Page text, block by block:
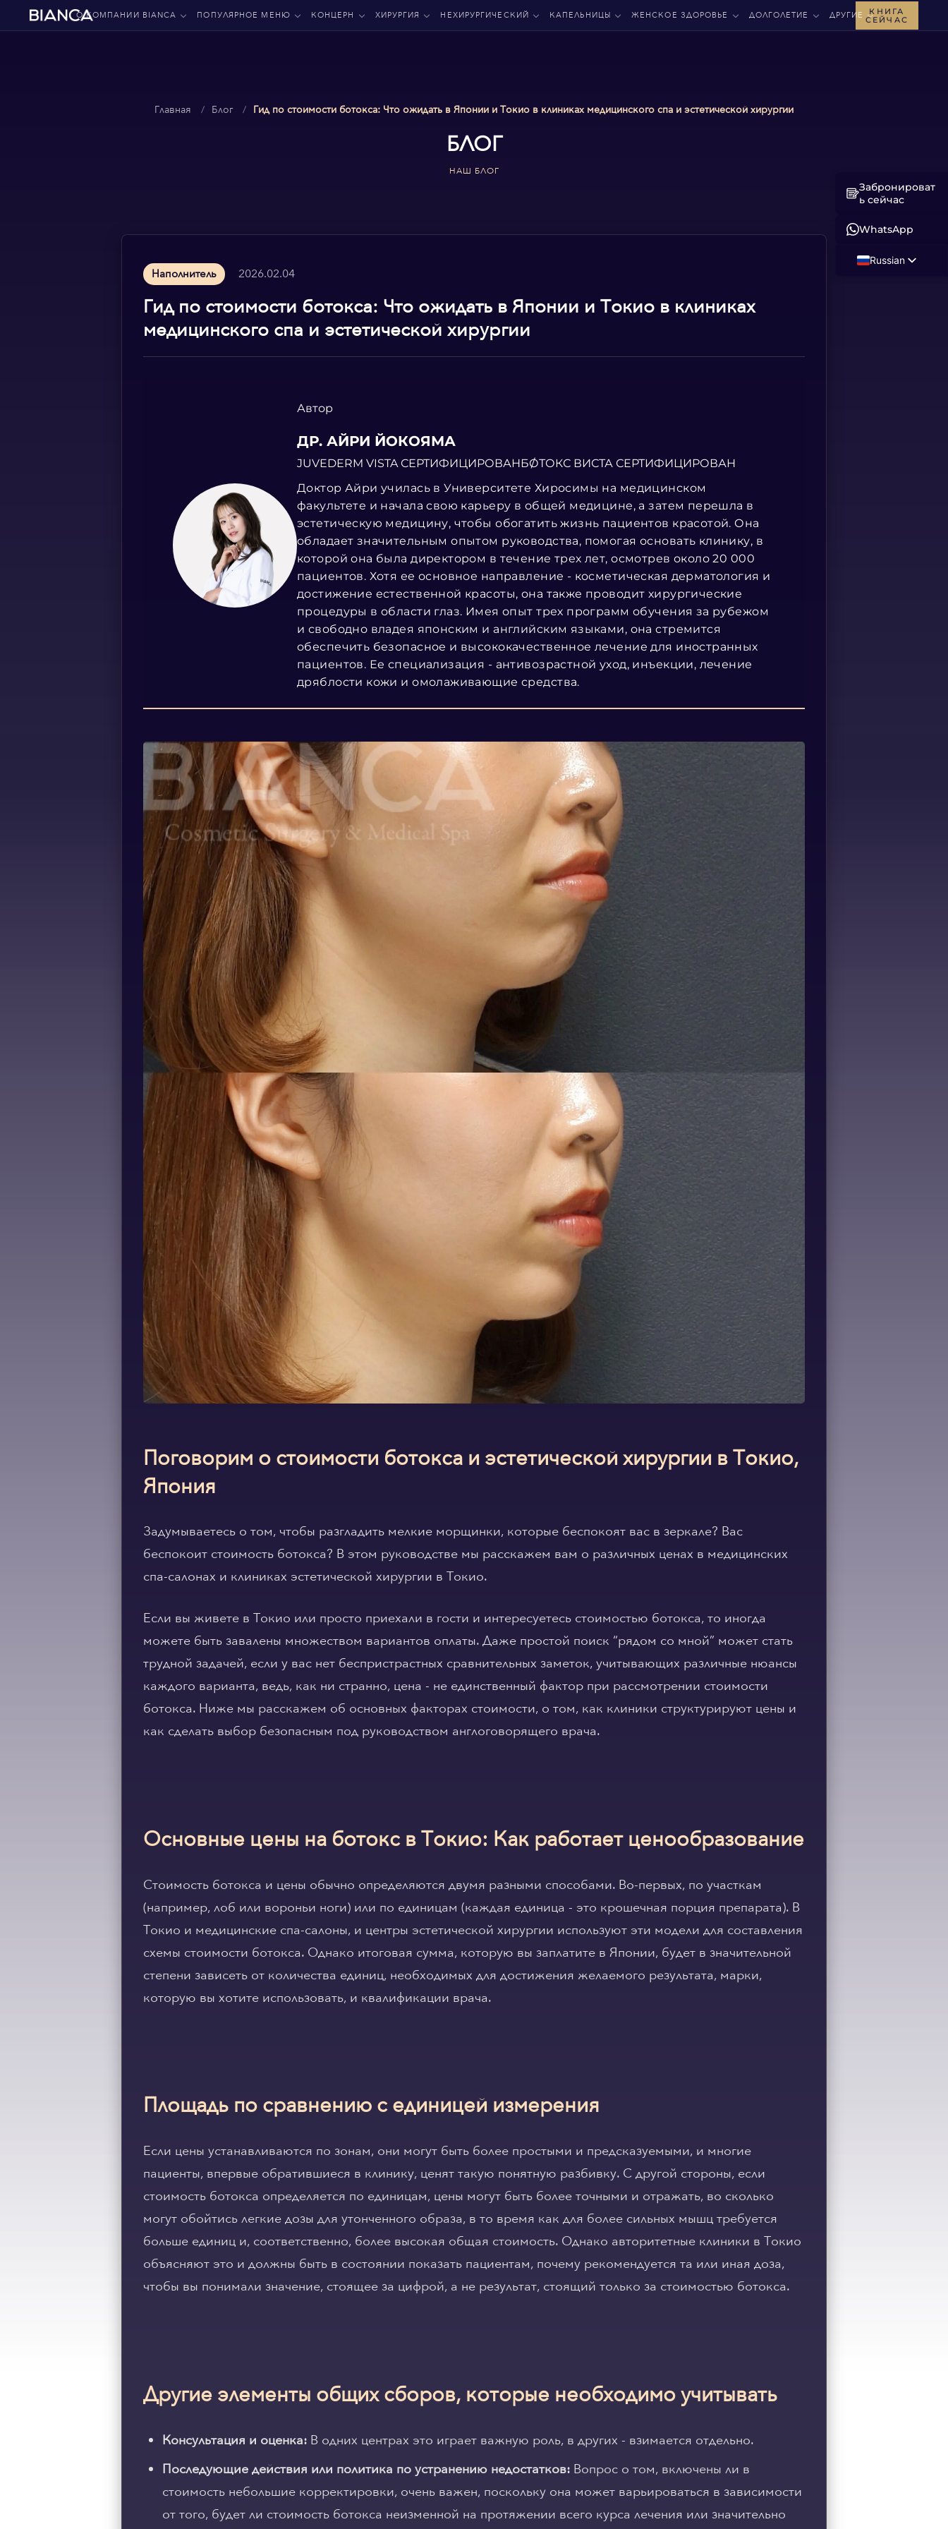
О КОМПАНИИ BIANCA ПОПУЛЯРНОЕ МЕНЮ КОНЦЕРН ХИРУРГИЯ НЕХИРУРГИЧЕСКИЙ КАПЕЛЬНИЦЫ ЖЕНСКОЕ ЗДОРОВЬЕ ДОЛГОЛЕТИЕ ДРУГИЕ
КНИГА
СЕЙЧАС
Главная Блог Гид по стоимости ботокса: Что ожидать в Японии и Токио в клиниках медицинского спа и эстетической хирургии
БЛОГ
НАШ БЛОГ
Наполнитель 2026.02.04
Гид по стоимости ботокса: Что ожидать в Японии и Токио в клиниках
медицинского спа и эстетической хирургии
Автор
ДР. АЙРИ ЙОКОЯМА
JUVEDERM VISTA СЕРТИФИЦИРОВАНБОТОКС ВИСТА СЕРТИФИЦИРОВАН
Доктор Айри училась в Университете Хиросимы на медицинском
факультете и начала свою карьеру в общей медицине, а затем перешла в
эстетическую медицину, чтобы обогатить жизнь пациентов красотой. Она
обладает значительным опытом руководства, помогая основать клинику, в
которой она была директором в течение трех лет, осмотрев около 20 000
пациентов. Хотя ее основное направление - косметическая дерматология и
достижение естественной красоты, она также проводит хирургические
процедуры в области глаз. Имея опыт трех программ обучения за рубежом
и свободно владея японским и английским языками, она стремится
обеспечить безопасное и высококачественное лечение для иностранных
пациентов. Ее специализация - антивозрастной уход, инъекции, лечение
дряблости кожи и омолаживающие средства.
Поговорим о стоимости ботокса и эстетической хирургии в Токио,
Япония
Задумываетесь о том, чтобы разгладить мелкие морщинки, которые беспокоят вас в зеркале? Вас
беспокоит стоимость ботокса? В этом руководстве мы расскажем вам о различных ценах в медицинских
спа-салонах и клиниках эстетической хирургии в Токио.
Если вы живете в Токио или просто приехали в гости и интересуетесь стоимостью ботокса, то иногда
можете быть завалены множеством вариантов оплаты. Даже простой поиск “рядом со мной” может стать
трудной задачей, если у вас нет беспристрастных сравнительных заметок, учитывающих различные нюансы
каждого варианта, ведь, как ни странно, цена - не единственный фактор при рассмотрении стоимости
ботокса. Ниже мы расскажем об основных факторах стоимости, о том, как клиники структурируют цены и
как сделать выбор безопасным под руководством англоговорящего врача.
Основные цены на ботокс в Токио: Как работает ценообразование
Стоимость ботокса и цены обычно определяются двумя разными способами. Во-первых, по участкам
(например, лоб или вороньи ноги) или по единицам (каждая единица - это крошечная порция препарата). В
Токио и медицинские спа-салоны, и центры эстетической хирургии используют эти модели для составления
схемы стоимости ботокса. Однако итоговая сумма, которую вы заплатите в Японии, будет в значительной
степени зависеть от количества единиц, необходимых для достижения желаемого результата, марки,
которую вы хотите использовать, и квалификации врача.
Площадь по сравнению с единицей измерения
Если цены устанавливаются по зонам, они могут быть более простыми и предсказуемыми, и многие
пациенты, впервые обратившиеся в клинику, ценят такую понятную разбивку. С другой стороны, если
стоимость ботокса определяется по единицам, цены могут быть более точными и отражать, во сколько
могут обойтись легкие дозы для утонченного образа, в то время как для более сильных мышц требуется
больше единиц и, соответственно, более высокая общая стоимость. Однако авторитетные клиники в Токио
объясняют это и должны быть в состоянии показать пациентам, почему рекомендуется та или иная доза,
чтобы вы понимали значение, стоящее за цифрой, а не результат, стоящий только за стоимостью ботокса.
Другие элементы общих сборов, которые необходимо учитывать
Консультация и оценка: В одних центрах это играет важную роль, в других - взимается отдельно.
Последующие действия или политика по устранению недостатков: Вопрос о том, включены ли в
стоимость небольшие корректировки, очень важен, поскольку она может варьироваться в зависимости
от того, будет ли стоимость ботокса неизменной на протяжении всего курса лечения или значительно
Забронироват
ь сейчас
WhatsApp
Russian